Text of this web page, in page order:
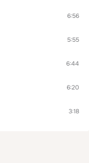
6:56
5:55
6:44
6:20
3:18